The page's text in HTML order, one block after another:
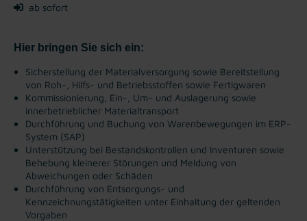
ab sofort
Hier bringen Sie sich ein:
Sicherstellung der Materialversorgung sowie Bereitstellung
von Roh-, Hilfs- und Betriebsstoffen sowie Fertigwaren
Kommissionierung, Ein-, Um- und Auslagerung sowie
innerbetrieblicher Materialtransport
Durchführung und Buchung von Warenbewegungen im ERP-
System (SAP)
Unterstützung bei Bestandskontrollen und Inventuren sowie
Behebung kleinerer Störungen und Meldung von
Abweichungen oder Schäden
Durchführung von Entsorgungs- und
Kennzeichnungstätigkeiten unter Einhaltung der geltenden
Vorgaben